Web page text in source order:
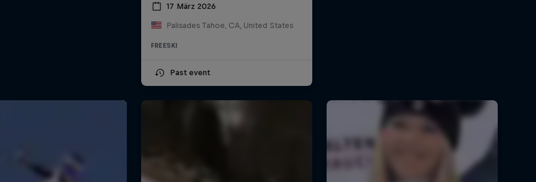
17 März 2026
Palisades Tahoe, CA, United States
FREESKI
Past event